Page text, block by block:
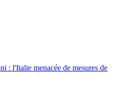
: l'Italie menacée de mesures de